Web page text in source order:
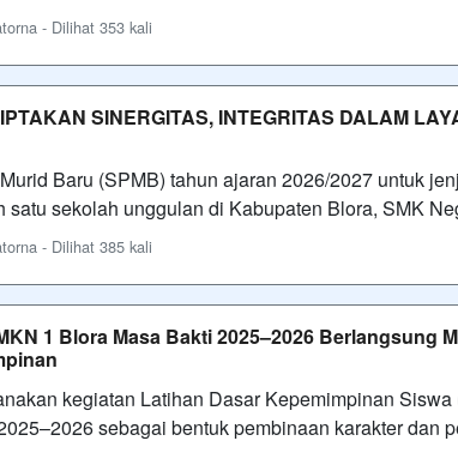
- Dilihat 353 kali
SINERGITAS, INTEGRITAS DALAM
Baru (SPMB) tahun ajaran 2026/2027 untuk
satu sekolah unggulan di Kabupaten Blora, SMK
- Dilihat 385 kali
1 Blora Masa Bakti 2025–2026 Berlangsung
kegiatan Latihan Dasar Kepemimpinan Siswa
sebagai bentuk pembinaan karakter dan